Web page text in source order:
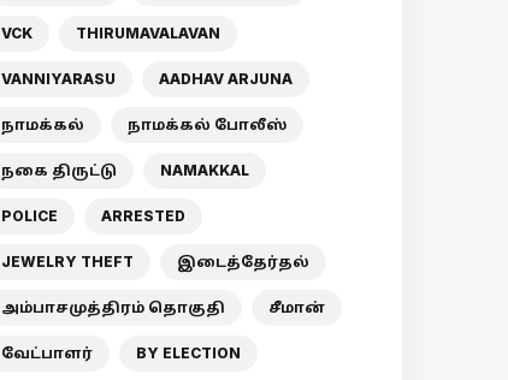
VCK THIRUMAVALAVAN
VANNIYARASU AADHAV ARJUNA
நாமக்கல் நாமக்கல் போலீஸ்
நகை திருட்டு NAMAKKAL
POLICE ARRESTED
JEWELRY THEFT இடைத்தேர்தல்
அம்பாசமுத்திரம் தொகுதி சீமான்
வேட்பாளர் BY ELECTION